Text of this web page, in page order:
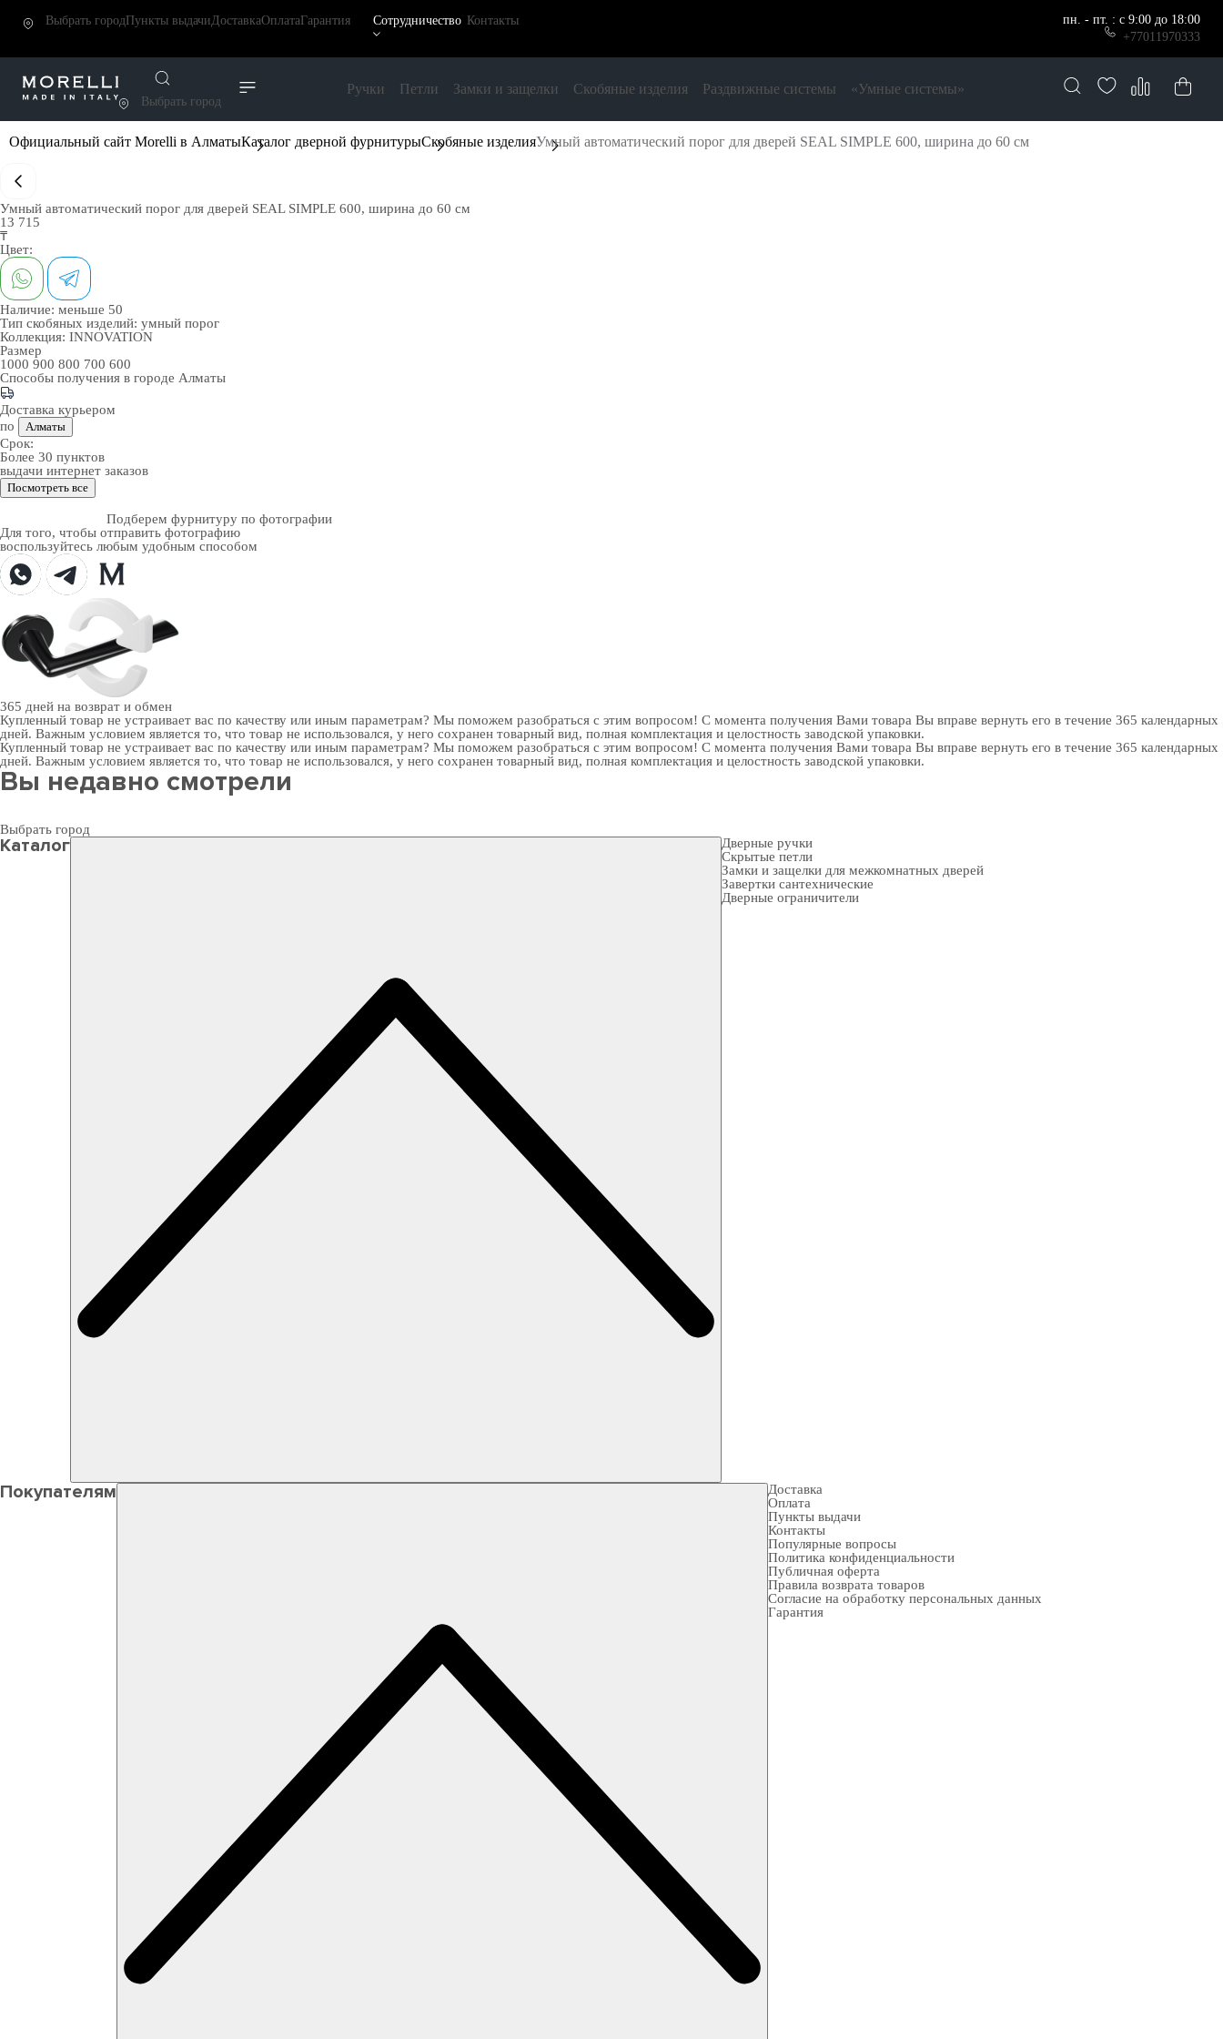
Выбрать городПункты выдачиДоставкаОплатаГарантия Сотрудничество Контакты
пн. - пт. : с 9:00 до 18:00
+77011970333
Выбрать город
Ручки Петли Замки и защелки Скобяные изделия Раздвижные системы «Умные системы»
Официальный сайт Morelli в АлматыКаталог дверной фурнитурыСкобяные изделияУмный автоматический порог для дверей SEAL SIMPLE 600, ширина до 60 см
Умный автоматический порог для дверей SEAL SIMPLE 600, ширина до 60 см
13 715
₸
Цвет:
Наличие: меньше 50
Тип скобяных изделий: умный порог
Коллекция: INNOVATION
Размер
1000 900 800 700 600
Способы получения в городе Алматы
Доставка курьером
по
Алматы
Срок:
Более 30 пунктов
выдачи интернет заказов
Посмотреть все
Подберем фурнитуру по фотографии
Для того, чтобы отправить фотографию
воспользуйтесь любым удобным способом
365 дней на возврат и обмен
Купленный товар не устраивает вас по качеству или иным параметрам? Мы поможем разобраться с этим вопросом! С момента получения Вами товара Вы вправе вернуть его в течение 365 календарных
дней. Важным условием является то, что товар не использовался, у него сохранен товарный вид, полная комплектация и целостность заводской упаковки.
Купленный товар не устраивает вас по качеству или иным параметрам? Мы поможем разобраться с этим вопросом! С момента получения Вами товара Вы вправе вернуть его в течение 365 календарных
дней. Важным условием является то, что товар не использовался, у него сохранен товарный вид, полная комплектация и целостность заводской упаковки.
Вы недавно смотрели
Выбрать город
Каталог
Дверные ручки
Скрытые петли
Замки и защелки для межкомнатных дверей
Завертки сантехнические
Дверные ограничители
Покупателям
Доставка
Оплата
Пункты выдачи
Контакты
Популярные вопросы
Политика конфиденциальности
Публичная оферта
Правила возврата товаров
Согласие на обработку персональных данных
Гарантия